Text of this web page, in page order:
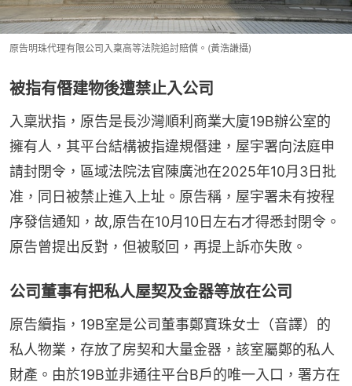
原告明珠代理有限公司入稟高等法院追討賠償。(黃浩謙攝)
被指有僭建物後遭禁止入公司
入稟狀指，原告是長沙灣順利商業大廈19B辦公室的
擁有人，其平台結構被指違規僭建，屋宇署向法庭申
請封閉令，區域法院法官陳廣池在2025年10月3日批
准，同日被禁止進入上址。原告稱，屋宇署未有按程
序發信通知，故,原告在10月10日左右才得悉封閉令。
原告曾提出反對，但被駁回，再提上訴亦失敗。
公司董事有把私人屋契及金器等放在公司
原告續指，19B室是公司董事鄭寶珠女士（音譯）的
私人物業，存放了房契和大量金器，該室屬鄭的私人
財產。由於19B並非通往平台B戶的唯一入口，署方在